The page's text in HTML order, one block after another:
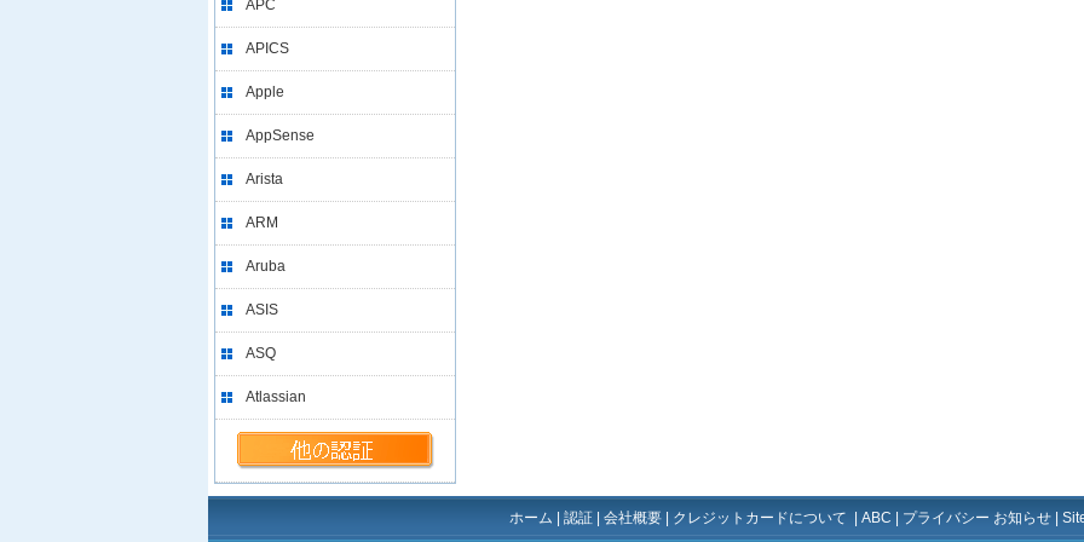
APC
APICS
Apple
AppSense
Arista
ARM
Aruba
ASIS
ASQ
Atlassian
ホーム 認証 会社概要 クレジットカードについて ABC プライバシー お知らせ